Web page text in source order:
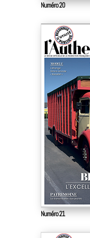
Numéro 20
Numéro 21